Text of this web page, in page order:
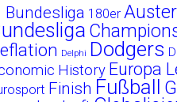
Bundesliga 180er
Delphi Dodgers
History Europa
Finish Fußball